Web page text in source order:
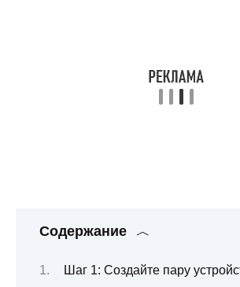
Содержание
Шаг 1: Создайте пару